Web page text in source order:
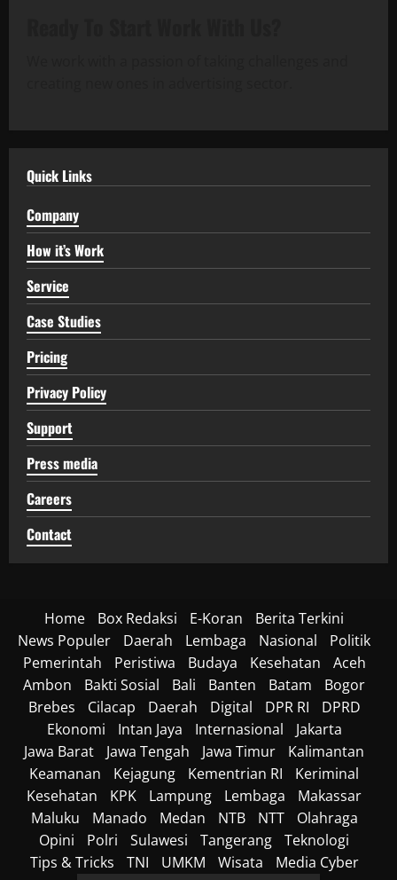
Quick Links
Company
How it’s Work
Service
Case Studies
Pricing
Privacy Policy
Support
Press media
Careers
Contact
Home Box Redaksi E-Koran
Berita Terkini
News Populer
Daerah Lembaga Nasional
Politik
Pemerintah
Peristiwa Budaya Kesehatan
Aceh
Ambon
Bakti Sosial Bali Banten Batam
Bogor
Brebes
Cilacap Daerah Digital DPR RI
DPRD
Ekonomi
Intan Jaya Internasional
Jakarta
Jawa Barat
Jawa Tengah Jawa Timur
Kalimantan
Keamanan
Kejagung Kementrian RI
Keriminal
Kesehatan
KPK Lampung Lembaga
Makassar
Maluku
Manado Medan NTB NTT
Olahraga
Opini
Polri Sulawesi Tangerang
Teknologi
Tips & Tricks
TNI UMKM Wisata Media Cyber